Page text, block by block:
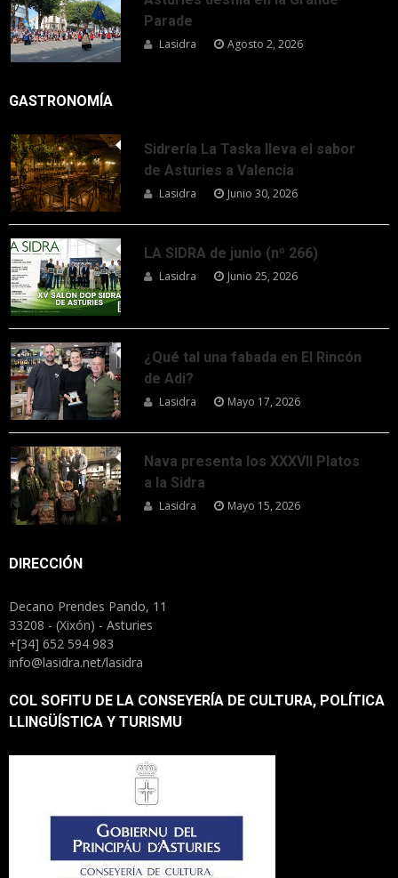
Parade
Lasidra Agosto 2, 2026
GASTRONOMÍA
Sidrería La Taska lleva el sabor
de Asturies a Valencia
Lasidra Junio 30, 2026
LA SIDRA de junio (nº 266)
Lasidra Junio 25, 2026
¿Qué tal una fabada en El Rincón
de Adi?
Lasidra Mayo 17, 2026
Nava presenta los XXXVII Platos
a la Sidra
Lasidra Mayo 15, 2026
DIRECCIÓN
Decano Prendes Pando, 11
33208 - (Xixón) - Asturies
+[34] 652 594 983
info@lasidra.net/lasidra
COL SOFITU DE LA CONSEYERÍA DE CULTURA, POLÍTICA
LLINGÜÍSTICA Y TURISMU